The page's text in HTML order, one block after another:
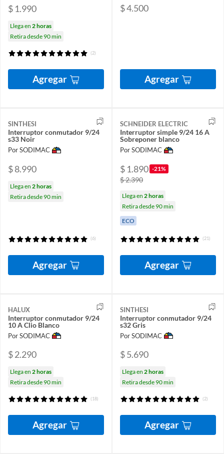
$ 1.990
Llega en 2 horas
Retira desde 90 min
(2)
Agregar
$ 4.500
Agregar
SINTHESI
Interruptor conmutador 9/24
s33 Noir
Por SODIMAC
$ 8.990
Llega en 2 horas
Retira desde 90 min
(6)
Agregar
SCHNEIDER ELECTRIC
Interruptor simple 9/24 16 A
Sobreponer blanco
Por SODIMAC
$ 1.890 -21%
$ 2.390
Llega en 2 horas
Retira desde 90 min
ECO
(21)
Agregar
HALUX
Interruptor conmutador 9/24
10 A Clio Blanco
Por SODIMAC
$ 2.290
Llega en 2 horas
Retira desde 90 min
(18)
Agregar
SINTHESI
Interruptor conmutador 9/24
s32 Gris
Por SODIMAC
$ 5.690
Llega en 2 horas
Retira desde 90 min
(2)
Agregar